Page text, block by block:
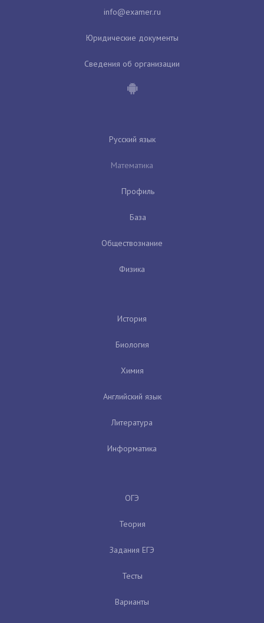
Юридические документы
Сведения об организации
Русский язык
Математика
Профиль
База
Обществознание
Физика
История
Биология
Химия
Английский язык
Литература
Информатика
ОГЭ
Теория
Задания ЕГЭ
Тесты
Варианты